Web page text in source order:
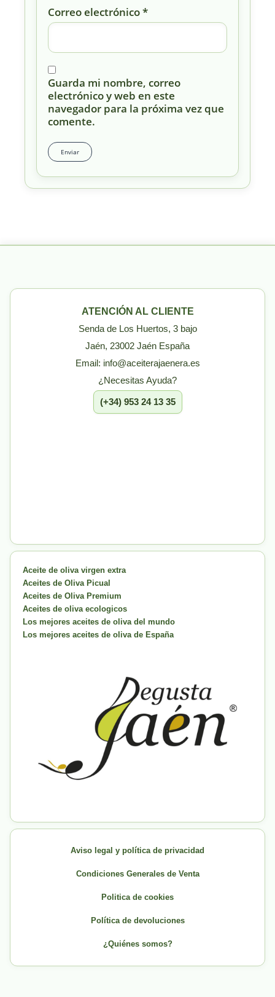
Correo electrónico*
Guarda mi nombre, correo
electrónico y web en este
navegador para la próxima vez que
comente.
ATENCIÓN AL CLIENTE
Senda de Los Huertos, 3 bajo
Jaén, 23002 Jaén España
Email: info@aceiterajaenera.es
¿Necesitas Ayuda?
(+34) 953 24 13 35
Aceite de oliva virgen extra
Aceites de Oliva Picual
Aceites de Oliva Premium
Aceites de oliva ecologicos
Los mejores aceites de oliva del mundo
Los mejores aceites de oliva de España
Aviso legal y política de privacidad
Condiciones Generales de Venta
Politica de cookies
Política de devoluciones
¿Quiénes somos?